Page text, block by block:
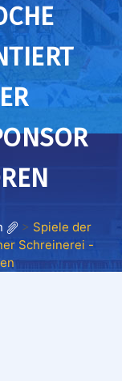
> Spiele der
Schreinerei -